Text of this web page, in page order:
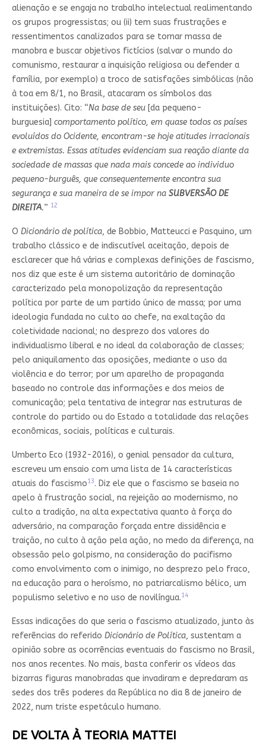
alienação e se engaja no trabalho intelectual realimentando
os grupos progressistas; ou (ii) tem suas frustrações e
ressentimentos canalizados para se tornar massa de
manobra e buscar objetivos fictícios (salvar o mundo do
comunismo, restaurar a inquisição religiosa ou defender a
família, por exemplo) a troco de satisfações simbólicas (não
à toa em 8/1, no Brasil, atacaram os símbolos das
instituições). Cito: “Na base de seu [da pequeno-
burguesia] comportamento político, em quase todos os países
evoluídos do Ocidente, encontram-se hoje atitudes irracionais
e extremistas. Essas atitudes evidenciam sua reação diante da
sociedade de massas que nada mais concede ao individuo
pequeno-burguês, que consequentemente encontra sua
segurança e sua maneira de se impor na SUBVERSÃO DE
DIREITA.” 12
O Dicionário de política, de Bobbio, Matteucci e Pasquino, um
trabalho clássico e de indiscutível aceitação, depois de
esclarecer que há várias e complexas definições de fascismo,
nos diz que este é um sistema autoritário de dominação
caracterizado pela monopolização da representação
política por parte de um partido único de massa; por uma
ideologia fundada no culto ao chefe, na exaltação da
coletividade nacional; no desprezo dos valores do
individualismo liberal e no ideal da colaboração de classes;
pelo aniquilamento das oposições, mediante o uso da
violência e do terror; por um aparelho de propaganda
baseado no controle das informações e dos meios de
comunicação; pela tentativa de integrar nas estruturas de
controle do partido ou do Estado a totalidade das relações
econômicas, sociais, políticas e culturais.
Umberto Eco (1932-2016), o genial pensador da cultura,
escreveu um ensaio com uma lista de 14 características
atuais do fascismo13. Diz ele que o fascismo se baseia no
apelo à frustração social, na rejeição ao modernismo, no
culto a tradição, na alta expectativa quanto à força do
adversário, na comparação forçada entre dissidência e
traição, no culto à ação pela ação, no medo da diferença, na
obsessão pelo golpismo, na consideração do pacifismo
como envolvimento com o inimigo, no desprezo pelo fraco,
na educação para o heroísmo, no patriarcalismo bélico, um
populismo seletivo e no uso de novilíngua.14
Essas indicações do que seria o fascismo atualizado, junto às
referências do referido Dicionário de Política, sustentam a
opinião sobre as ocorrências eventuais do fascismo no Brasil,
nos anos recentes. No mais, basta conferir os vídeos das
bizarras figuras manobradas que invadiram e depredaram as
sedes dos três poderes da República no dia 8 de janeiro de
2022, num triste espetáculo humano.
DE VOLTA À TEORIA MATTEI